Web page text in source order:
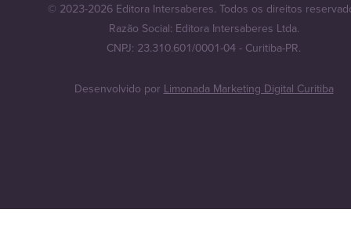
© 2023-2026 Editora Intersaberes. Todos os direitos
Razão Social: Editora Intersaberes Ltda.
CNPJ: 23.310.601/0001-04 - Curitiba-PR.
Desenvolvido por Limonada Marketing Digital Curitiba